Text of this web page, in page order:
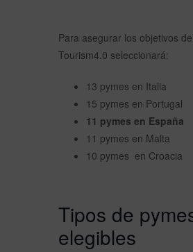
Para asegurar los objetivos
Tourism4.0 seleccionará:
13 pymes en Italia
15 pymes en Portugal
11 pymes en España
11 pymes en Malta
10 pymes en Croacia
Tipos de
elegibles